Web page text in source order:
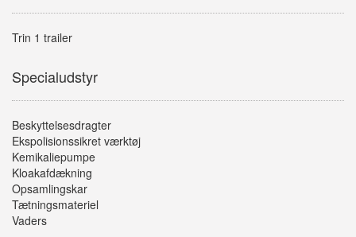
Trin 1 trailer
Specialudstyr
Beskyttelsesdragter
Ekspolisionssikret værktøj
Kemikaliepumpe
Kloakafdækning
Opsamlingskar
Tætningsmateriel
Vaders